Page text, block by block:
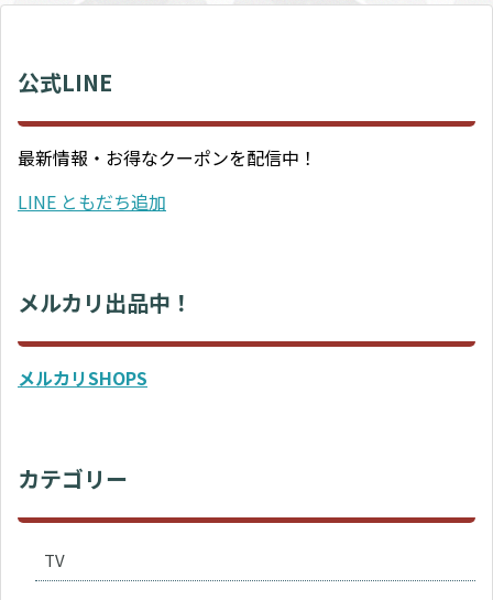
公式LINE
最新情報・お得なクーポンを配信中！
LINE ともだち追加
メルカリ出品中！
メルカリSHOPS
カテゴリー
TV